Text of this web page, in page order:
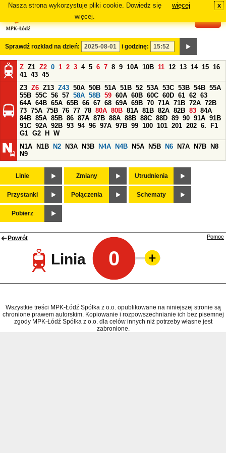
Nasza strona wykorzystuje pliki cookie. Dowiedz się
więcej.
więcej x
Sprawdź rozkład na dzień: i godzinę:
Z Z1 Z2 0 1 2 3 4 5 6 7 8 9 10A 10B 11 12 13 14 15 16
41 43 45
Z3 Z6 Z13 Z43 50A 50B 51A 51B 52 53A 53C 53B 54B 55A
55B 55C 56 57 58A 58B 59 60A 60B 60C 60D 61 62 63
64A 64B 65A 65B 66 67 68 69A 69B 70 71A 71B 72A 72B
73 75A 75B 76 77 78 80A 80B 81A 81B 82A 82B 83 84A
84B 85A 85B 86 87A 87B 88A 88B 88C 88D 89 90 91A 91B
91C 92A 92B 93 94 96 97A 97B 99 100 101 201 202 6.
F1
G1 G2 H
W
N1A
N1B N2 N3A N3B N4A N4B N5A N5B N6 N7A N7B
N8
N9
Linie Zmiany Utrudnienia
Przystanki Połączenia Schematy
Pobierz
Powrót
Linia 0
Pomoc
Wszystkie treści MPK-Łódź Spółka z o.o. opublikowane na niniejszej stronie są
chronione prawem autorskim. Kopiowanie i rozpowszechnianie ich bez pisemnej
zgody MPK-Łódź Spółka z o.o. dla celów innych niż potrzeby własne jest
zabronione.